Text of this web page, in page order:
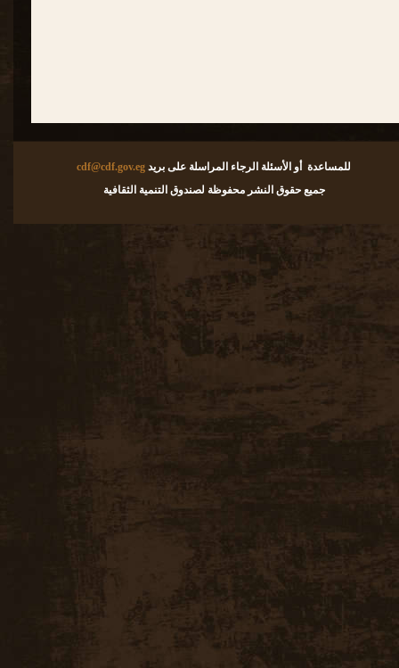
للمساعدة أو الأسئلة الرجاء المراسلة على بريد cdf@cdf.gov.eg
جميع حقوق النشر محفوظة لصندوق التنمية الثقافية